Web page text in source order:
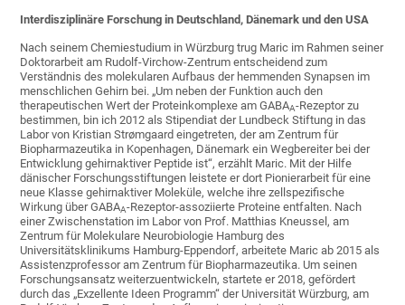
Interdisziplinäre Forschung in Deutschland, Dänemark und den USA
Nach seinem Chemiestudium in Würzburg trug Maric im Rahmen seiner
Doktorarbeit am Rudolf-Virchow-Zentrum entscheidend zum
Verständnis des molekularen Aufbaus der hemmenden Synapsen im
menschlichen Gehirn bei. „Um neben der Funktion auch den
therapeutischen Wert der Proteinkomplexe am GABAA-Rezeptor zu
bestimmen, bin ich 2012 als Stipendiat der Lundbeck Stiftung in das
Labor von Kristian Strømgaard eingetreten, der am Zentrum für
Biopharmazeutika in Kopenhagen, Dänemark ein Wegbereiter bei der
Entwicklung gehirnaktiver Peptide ist“, erzählt Maric. Mit der Hilfe
dänischer Forschungsstiftungen leistete er dort Pionierarbeit für eine
neue Klasse gehirnaktiver Moleküle, welche ihre zellspezifische
Wirkung über GABAA-Rezeptor-assoziierte Proteine entfalten. Nach
einer Zwischenstation im Labor von Prof. Matthias Kneussel, am
Zentrum für Molekulare Neurobiologie Hamburg des
Universitätsklinikums Hamburg-Eppendorf, arbeitete Maric ab 2015 als
Assistenzprofessor am Zentrum für Biopharmazeutika. Um seinen
Forschungsansatz weiterzuentwickeln, startete er 2018, gefördert
durch das „Exzellente Ideen Programm“ der Universität Würzburg, am